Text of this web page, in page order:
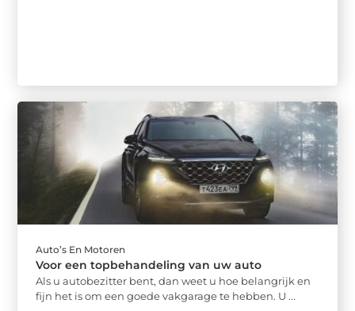
Auto’s En Motoren
Voor een topbehandeling van uw auto
Als u autobezitter bent, dan weet u hoe belangrijk en
fijn het is om een goede vakgarage te hebben. U ...